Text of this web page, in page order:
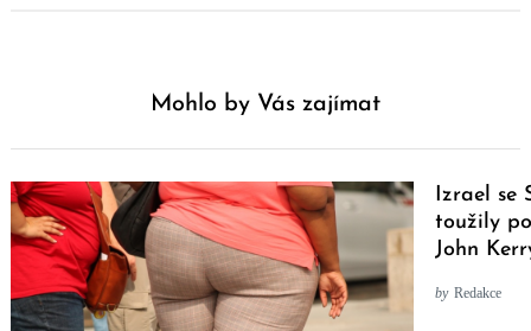
Mohlo by Vás zajímat
Izrael se
toužily
John
by Redakce